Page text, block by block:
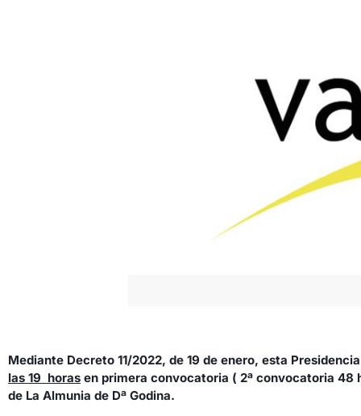
Mediante Decreto 11/2022, de 19 de enero, esta
las 19 horas en primera convocatoria ( 2ª convocatoria 48
de La Almunia de Dª Godina.